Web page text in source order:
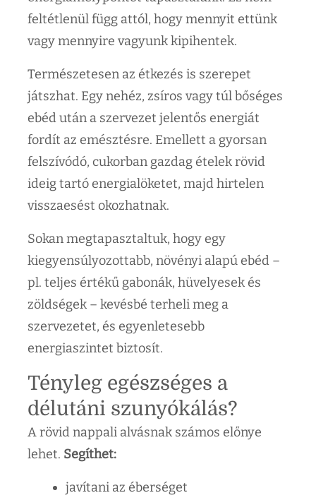
feltétlenül függ attól, hogy mennyit ettünk
vagy mennyire vagyunk kipihentek.
Természetesen az étkezés is szerepet
játszhat. Egy nehéz, zsíros vagy túl bőséges
ebéd után a szervezet jelentős energiát
fordít az emésztésre. Emellett a gyorsan
felszívódó, cukorban gazdag ételek rövid
ideig tartó energialöketet, majd hirtelen
visszaesést okozhatnak.
Sokan megtapasztaltuk, hogy egy
kiegyensúlyozottabb, növényi alapú ebéd –
pl. teljes értékű gabonák, hüvelyesek és
zöldségek – kevésbé terheli meg a
szervezetet, és egyenletesebb
energiaszintet biztosít.
Tényleg egészséges a
délutáni szunyókálás?
A rövid nappali alvásnak számos előnye
lehet. Segíthet:
javítani az éberséget